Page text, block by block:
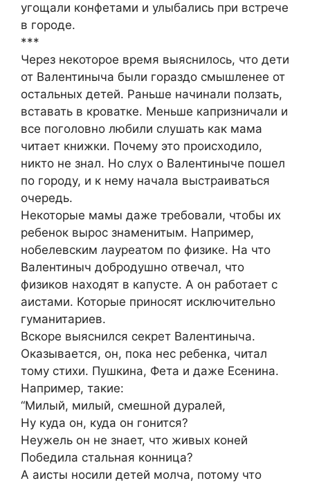
угощали конфетами и улыбались при встрече
в городе.
***
Через некоторое время выяснилось, что дети
от Валентиныча были гораздо смышленее от
остальных детей. Раньше начинали ползать,
вставать в кроватке. Меньше капризничали и
все поголовно любили слушать как мама
читает книжки. Почему это происходило,
никто не знал. Но слух о Валентиныче пошел
по городу, и к нему начала выстраиваться
очередь.
Некоторые мамы даже требовали, чтобы их
ребенок вырос знаменитым. Например,
нобелевским лауреатом по физике. На что
Валентиныч добродушно отвечал, что
физиков находят в капусте. А он работает с
аистами. Которые приносят исключительно
гуманитариев.
Вскоре выяснился секрет Валентиныча.
Оказывается, он, пока нес ребенка, читал
тому стихи. Пушкина, Фета и даже Есенина.
Например, такие:
“Милый, милый, смешной дуралей,
Ну куда он, куда он гонится?
Неужель он не знает, что живых коней
Победила стальная конница?
А аисты носили детей молча, потому что